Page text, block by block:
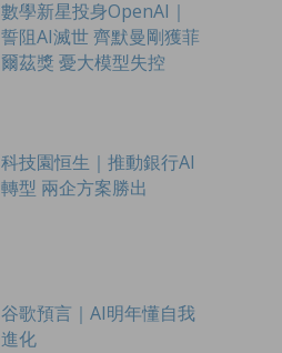
數學新星投身OpenAI｜
誓阻AI滅世 齊默曼剛獲菲
爾茲獎 憂大模型失控
科技園恒生｜推動銀行AI
轉型 兩企方案勝出
谷歌預言｜AI明年懂自我
進化